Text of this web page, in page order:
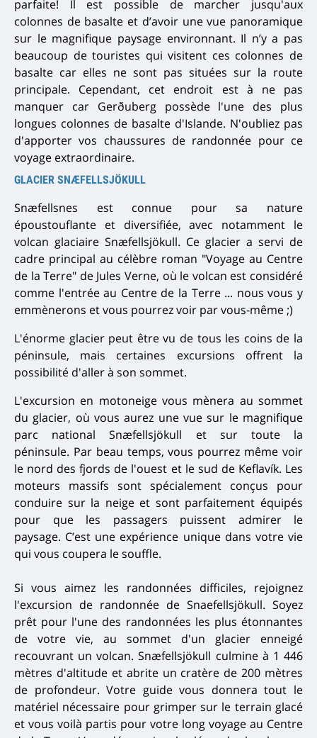
parfaite! Il est possible de marcher jusqu'aux
colonnes de basalte et d’avoir une vue panoramique
sur le magnifique paysage environnant. Il n’y a pas
beaucoup de touristes qui visitent ces colonnes de
basalte car elles ne sont pas situées sur la route
principale. Cependant, cet endroit est à ne pas
manquer car Gerðuberg possède l'une des plus
longues colonnes de basalte d'Islande. N'oubliez pas
d'apporter vos chaussures de randonnée pour ce
voyage extraordinaire.
GLACIER SNÆFELLSJÖKULL
Snæfellsnes est connue pour sa nature
époustouflante et diversifiée, avec notamment le
volcan glaciaire Snæfellsjökull. Ce glacier a servi de
cadre principal au célèbre roman "Voyage au Centre
de la Terre" de Jules Verne, où le volcan est considéré
comme l'entrée au Centre de la Terre ... nous vous y
emmènerons et vous pourrez voir par vous-même ;)
L'énorme glacier peut être vu de tous les coins de la
péninsule, mais certaines excursions offrent la
possibilité d'aller à son sommet.
L'excursion en motoneige vous mènera au sommet
du glacier, où vous aurez une vue sur le magnifique
parc national Snæfellsjökull et sur toute la
péninsule. Par beau temps, vous pourrez même voir
le nord des fjords de l'ouest et le sud de Keflavík. Les
moteurs massifs sont spécialement conçus pour
conduire sur la neige et sont parfaitement équipés
pour que les passagers puissent admirer le
paysage. C’est une expérience unique dans votre vie
qui vous coupera le souffle.
Si vous aimez les randonnées difficiles, rejoignez
l'excursion de randonnée de Snaefellsjökull. Soyez
prêt pour l'une des randonnées les plus étonnantes
de votre vie, au sommet d'un glacier enneigé
recouvrant un volcan.Snæfellsjökull culmine à 1 446
mètres d'altitude et abrite un cratère de 200 mètres
de profondeur.Votre guide vous donnera tout le
matériel nécessaire pour grimper sur le terrain glacé
et vous voilà partis pour votre long voyage au Centre